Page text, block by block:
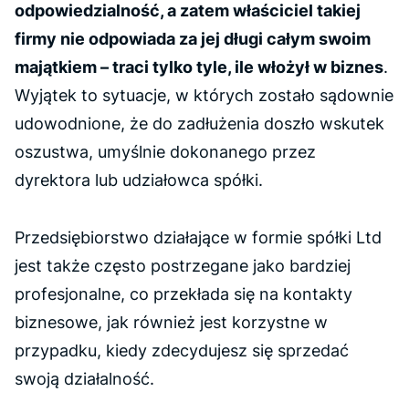
odpowiedzialność, a zatem właściciel takiej
firmy nie odpowiada za jej długi całym swoim
majątkiem – traci tylko tyle, ile włożył w biznes.
Wyjątek to sytuacje, w których zostało sądownie
udowodnione, że do zadłużenia doszło wskutek
oszustwa, umyślnie dokonanego przez
dyrektora lub udziałowca spółki.
Przedsiębiorstwo działające w formie spółki Ltd
jest także często postrzegane jako bardziej
profesjonalne, co przekłada się na kontakty
biznesowe, jak również jest korzystne w
przypadku, kiedy zdecydujesz się sprzedać
swoją działalność.